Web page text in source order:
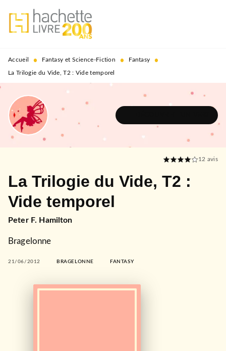
MENU RECHERCHE
PIED DE PAGE
Accueil • Fantasy et Science-Fiction • Fantasy •
La Trilogie du Vide, T2 : Vide temporel
12 avis
La Trilogie du Vide, T2 :
Vide temporel
Peter F. Hamilton
Bragelonne
21/06/2012 BRAGELONNE FANTASY